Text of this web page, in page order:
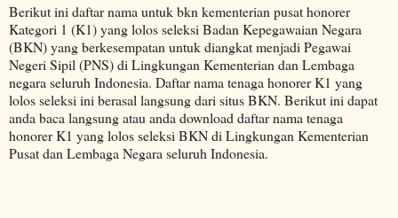
Berikut ini daftar nama untuk bkn kementerian pusat honorer
Kategori 1 (K1) yang lolos seleksi Badan Kepegawaian Negara
(BKN) yang berkesempatan untuk diangkat menjadi Pegawai
Negeri Sipil (PNS) di Lingkungan Kementerian dan Lembaga
negara seluruh Indonesia. Daftar nama tenaga honorer K1 yang
lolos seleksi ini berasal langsung dari situs BKN. Berikut ini dapat
anda baca langsung atau anda download daftar nama tenaga
honorer K1 yang lolos seleksi BKN di Lingkungan Kementerian
Pusat dan Lembaga Negara seluruh Indonesia.